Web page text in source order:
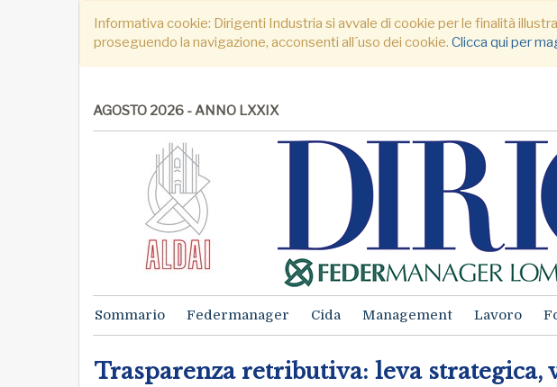
Informativa cookie: Dirigenti Industria si avvale di cookie per le finalità
proseguendo la navigazione, acconsenti all´uso dei cookie. Clicca qui per
AGOSTO 2026 - ANNO LXXIX
Sommario Federmanager Cida Management Lavoro
Trasparenza retributiva: leva strategica,